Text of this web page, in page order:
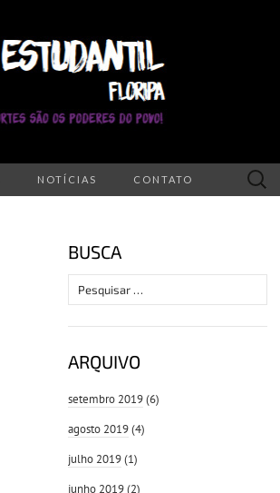
NOTÍCIAS CONTATO
Pesquisar
por:
BUSCA
Pesquisar
por:
ARQUIVO
setembro 2019(6)
agosto 2019(4)
julho 2019(1)
junho 2019(2)